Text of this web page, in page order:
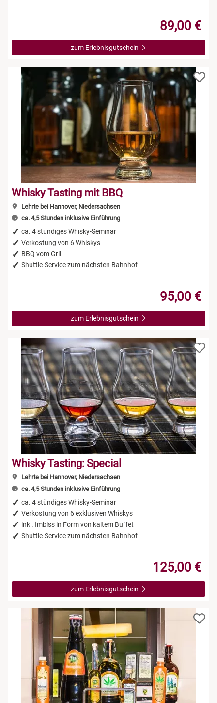
89,00 €
zum Erlebnisgutschein
Whisky Tasting mit BBQ
Lehrte bei Hannover, Niedersachsen
ca. 4,5 Stunden inklusive Einführung
ca. 4 stündiges Whisky-Seminar
Verkostung von 6 Whiskys
BBQ vom Grill
Shuttle-Service zum nächsten Bahnhof
95,00 €
zum Erlebnisgutschein
Whisky Tasting: Special
Lehrte bei Hannover, Niedersachsen
ca. 4,5 Stunden inklusive Einführung
ca. 4 stündiges Whisky-Seminar
Verkostung von 6 exklusiven Whiskys
inkl. Imbiss in Form von kaltem Buffet
Shuttle-Service zum nächsten Bahnhof
125,00 €
zum Erlebnisgutschein